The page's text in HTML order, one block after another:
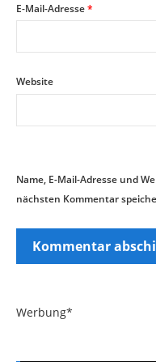
E-Mail-Adresse*
Website
Name, E-Mail-Adresse und
nächsten Kommentar
Werbung*